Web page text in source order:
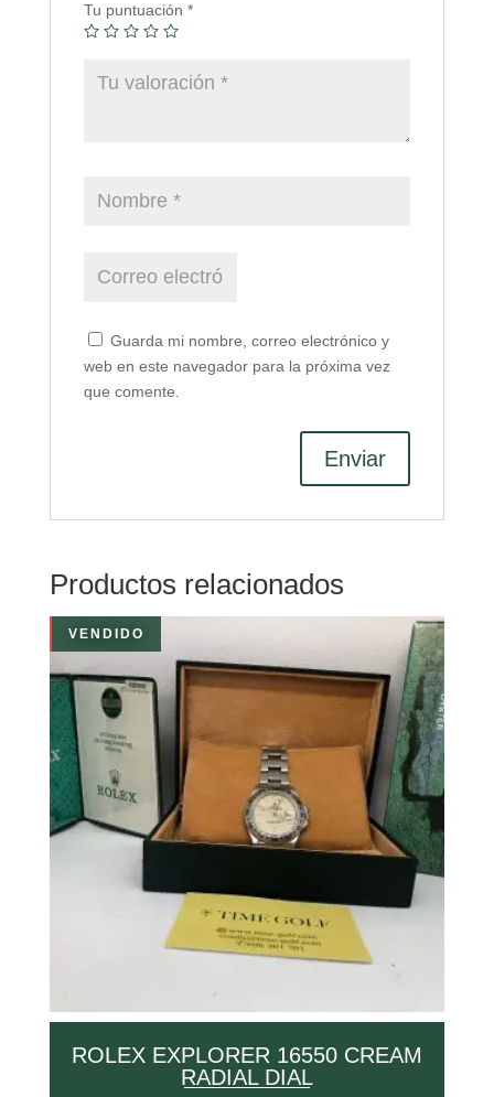
Tu puntuación *
Guarda mi nombre, correo electrónico y
web en este navegador para la próxima vez
que comente.
Productos relacionados
VENDIDO
ROLEX EXPLORER 16550 CREAM
RADIAL DIAL